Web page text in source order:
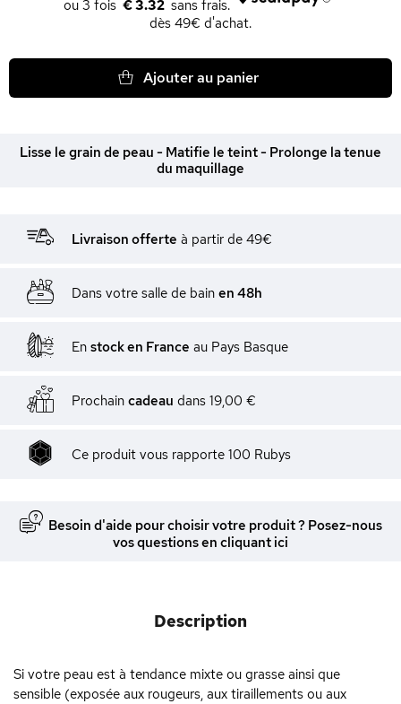
€ 3.32
dès 49€ d'achat.
Ajouter au panier
Lisse le grain de peau - Matifie le teint - Prolonge la tenue
du maquillage
Livraison offerte à partir de 49€
Dans votre salle de bain en 48h
En stock en France au Pays Basque
Prochain cadeau dans 19,00 €
Ce produit vous rapporte 100 Rubys
Besoin d'aide pour choisir votre produit ? Posez-nous
vos questions en cliquant ici
Description
Si votre peau est à tendance mixte ou grasse ainsi que
sensible (exposée aux rougeurs, aux tiraillements ou aux